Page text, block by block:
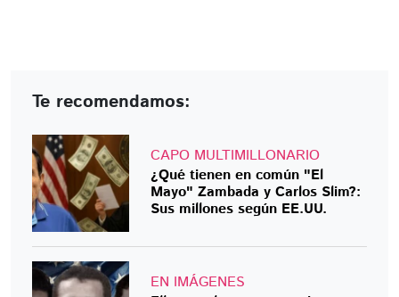
Te recomendamos:
CAPO MULTIMILLONARIO
¿Qué tienen en común "El
Mayo" Zambada y Carlos Slim?:
Sus millones según EE.UU.
EN IMÁGENES